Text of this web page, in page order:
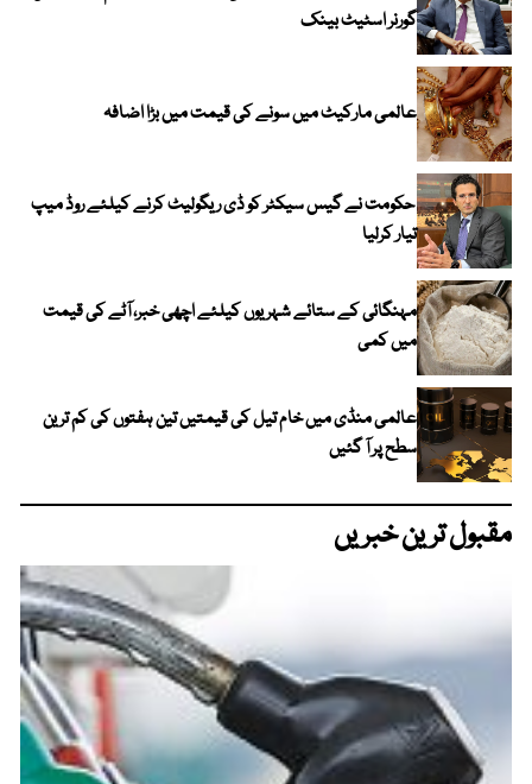
گورنر اسٹیٹ بینک
عالمی مارکیٹ میں سونے کی قیمت میں بڑا اضافہ
حکومت نے گیس سیکٹر کو ڈی ریگولیٹ کرنے کیلئے روڈ میپ
تیار کرلیا
مہنگائی کے ستائے شہریوں کیلئے اچھی خبر، آٹے کی قیمت
میں کمی
عالمی منڈی میں خام تیل کی قیمتیں تین ہفتوں کی کم ترین
سطح پر آ گئیں
مقبول ترین خبریں